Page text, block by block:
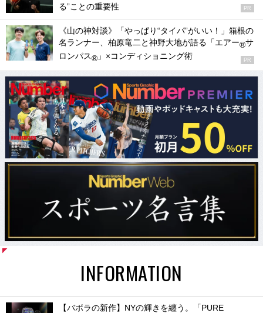
る”ことの重要性
PR
《山の神対談》「やっぱり“タイパ”がいい！」箱根の
名ランナー、柏原竜二と神野大地が語る「エアー®サ
ロンパス® 」×コンディショニング術 PR
INFORMATION
【バボラの新作】NYの輝きを纏う。「PURE